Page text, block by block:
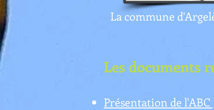
La commune
Les documents
Présentation de l'ABC